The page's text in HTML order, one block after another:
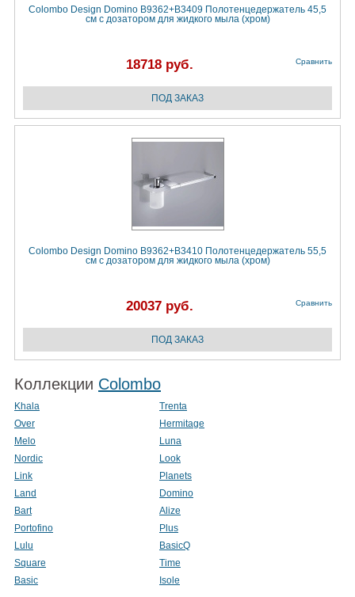
Colombo Design Domino B9362+B3409 Полотенцедержатель 45,5
см с дозатором для жидкого мыла (хром)
18718 руб. Сравнить
Colombo Design Domino B9362+B3410 Полотенцедержатель 55,5
см с дозатором для жидкого мыла (хром)
20037 руб. Сравнить
Коллекции Colombo
Khala
Trenta
Over
Hermitage
Melo
Luna
Nordic
Look
Link
Planets
Land
Domino
Bart
Alize
Portofino
Plus
Lulu
BasicQ
Square
Time
Basic
Isole